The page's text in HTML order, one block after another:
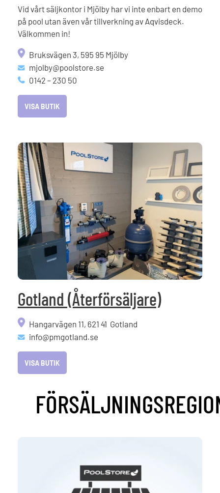
Vid vårt säljkontor i Mjölby har vi inte enbart en demo
på pool utan även vår tillverkning av Aqvisdeck.
Välkommen in!
Bruksvägen 3, 595 95 Mjölby
mjolby@poolstore.se
0142 – 230 50
VISA BUTIK
Gotland (Återförsäljare)
Hangarvägen 11, 621 41 Gotland
info@pmgotland.se
VISA BUTIK